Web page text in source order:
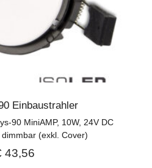
Einbaustrahler
90 MiniAMP, 10W, 24V DC
(exkl. Cover)
43,56